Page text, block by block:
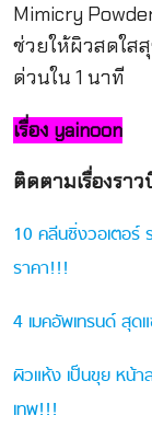
Mimicry
ช่วยให้ผิวสดใส
ด่วนใน 1 นาที
เรื่อง yainoon
ติดตามเรื่องรา
10 คลีนซิ่งวอเตอร์
ราคา!!!
4 เมคอัพเทรนด์ สุ
ผิวแห้ง เป็นขุย หน้
เทพ!!!